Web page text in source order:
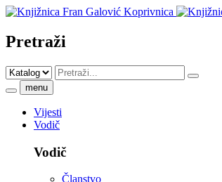
Pretraži
menu
Vijesti
Vodič
Vodič
Članstvo